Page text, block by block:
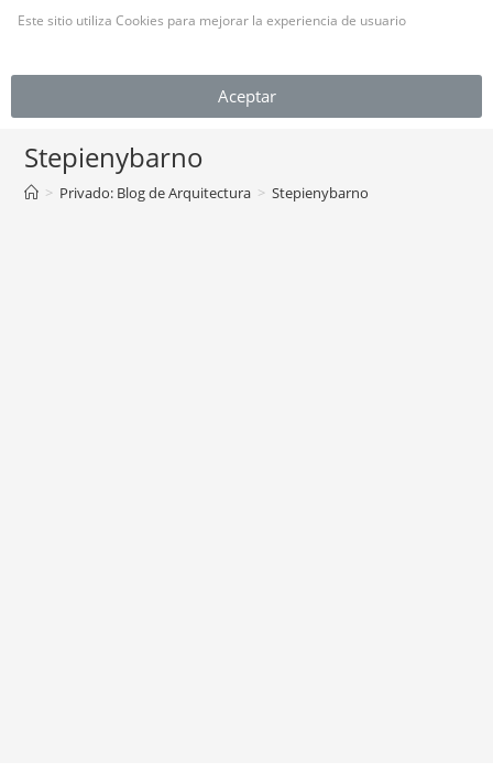
Stepienybarno
> Privado: Blog de Arquitectura > Stepienybarno
Este sitio utiliza Cookies para mejorar la experiencia de usuario
Aceptar